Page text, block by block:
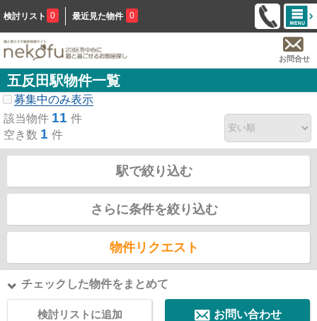
検討リスト 0 最近見た物件 0
お問合せ
五反田駅物件一覧
募集中のみ表示
該当物件 11 件
空き数 1 件
駅で絞り込む
さらに条件を絞り込む
物件リクエスト
チェックした物件をまとめて
検討リストに追加 お問い合わせ